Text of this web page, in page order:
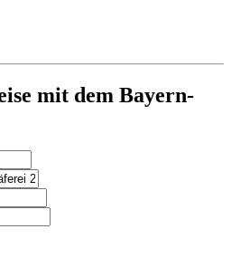
mit dem Bayern-